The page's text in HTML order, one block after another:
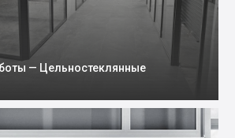
— Цельностеклянные